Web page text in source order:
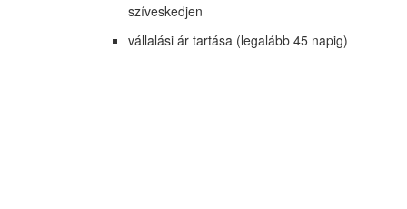
szíveskedjen
vállalási ár tartása (legalább 45 napig)